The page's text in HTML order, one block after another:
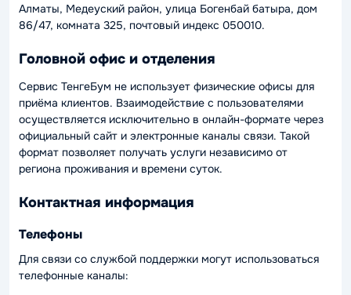
Алматы, Медеуский район, улица Богенбай батыра, дом
86/47, комната 325, почтовый индекс 050010.
Головной офис и отделения
Сервис ТенгеБум не использует физические офисы для
приёма клиентов. Взаимодействие с пользователями
осуществляется исключительно в онлайн-формате через
официальный сайт и электронные каналы связи. Такой
формат позволяет получать услуги независимо от
региона проживания и времени суток.
Контактная информация
Телефоны
Для связи со службой поддержки могут использоваться
телефонные каналы: